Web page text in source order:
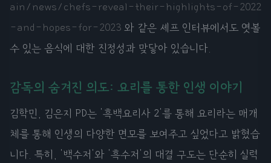
ain/news/chefs-reveal-their-highlights-of-2022
-and-hopes-for-2023 와 같은 셰프 인터뷰에서도 엿볼
수 있는 음식에 대한 진정성과 맞닿아 있습니다.
감독의 숨겨진 의도: 요리를 통한 인생 이야기
김학민, 김은지 PD는 '흑백요리사 2'를 통해 요리라는 매개
체를 통해 인생의 다양한 면모를 보여주고 싶었다고 밝혔습
니다. 특히, '백수저'와 '흑수저'의 대결 구도는 단순히 실력